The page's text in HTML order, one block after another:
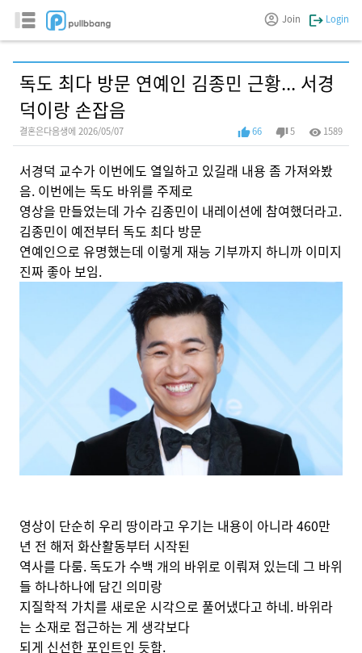
Join Login
독도 최다 방문 연예인 김종민 근황... 서경
덕이랑 손잡음
결혼은다음생에 2026/05/07 66 5 1589
서경덕 교수가 이번에도 열일하고 있길래 내용 좀 가져와봤
음. 이번에는 독도 바위를 주제로
영상을 만들었는데 가수 김종민이 내레이션에 참여했더라고.
김종민이 예전부터 독도 최다 방문
연예인으로 유명했는데 이렇게 재능 기부까지 하니까 이미지
진짜 좋아 보임.
영상이 단순히 우리 땅이라고 우기는 내용이 아니라 460만
년 전 해저 화산활동부터 시작된
역사를 다룸. 독도가 수백 개의 바위로 이뤄져 있는데 그 바위
들 하나하나에 담긴 의미랑
지질학적 가치를 새로운 시각으로 풀어냈다고 하네. 바위라
는 소재로 접근하는 게 생각보다
되게 신선한 포인트인 듯함.